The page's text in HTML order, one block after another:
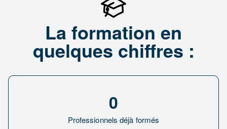
La formation en
quelques chiffres :
Professionnels déjà formés
0